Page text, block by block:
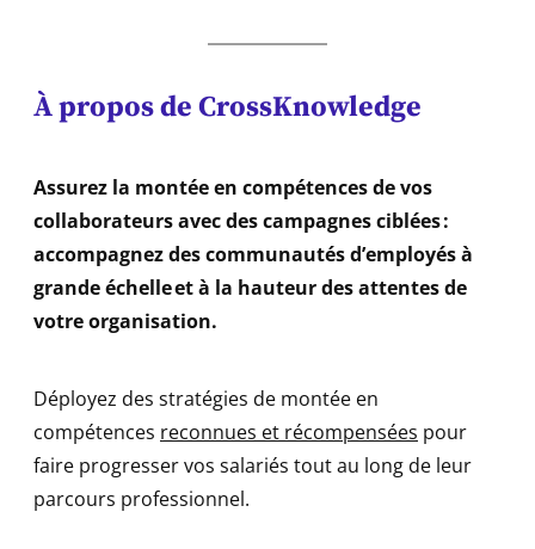
À propos de CrossKnowledge
Assurez la montée en compétences de vos
collaborateurs avec des campagnes ciblées :
accompagnez des communautés d’employés à
grande échelle et à la hauteur des attentes de
votre organisation.
Déployez des stratégies de montée en
compétences reconnues et récompensées pour
faire progresser vos salariés tout au long de leur
parcours professionnel.